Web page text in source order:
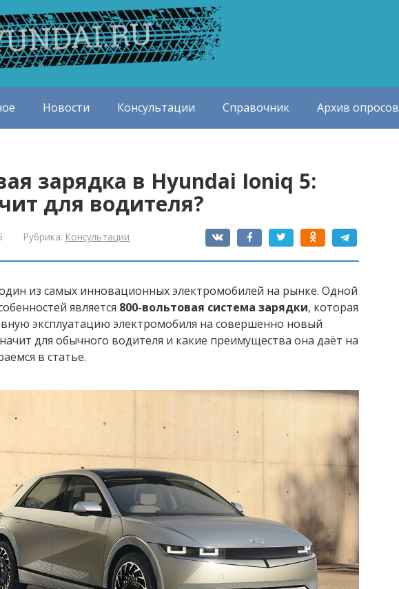
Новости Консультации Справочник Архив опросов
зарядка в Hyundai Ioniq 5:
для водителя?
Рубрика: Консультации
из самых инновационных электромобилей на рынке. Одной
является 800-вольтовая система зарядки, которая
эксплуатацию электромобиля на совершенно новый
для обычного водителя и какие преимущества она даёт на
в статье.